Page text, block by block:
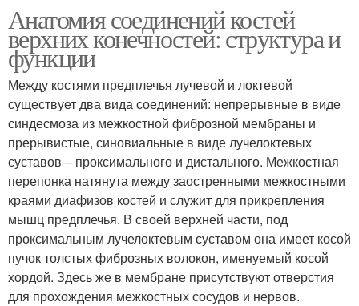
Анатомия соединений костей
верхних конечностей: структура и
функции
Между костями предплечья лучевой и локтевой
существует два вида соединений: непрерывные в виде
синдесмоза из межкостной фиброзной мембраны и
прерывистые, синовиальные в виде лучелоктевых
суставов – проксимального и дистального. Межкостная
перепонка натянута между заостренными межкостными
краями диафизов костей и служит для прикрепления
мышц предплечья. В своей верхней части, под
проксимальным лучелоктевым суставом она имеет косой
пучок толстых фиброзных волокон, именуемый косой
хордой. Здесь же в мембране присутствуют отверстия
для прохождения межкостных сосудов и нервов.